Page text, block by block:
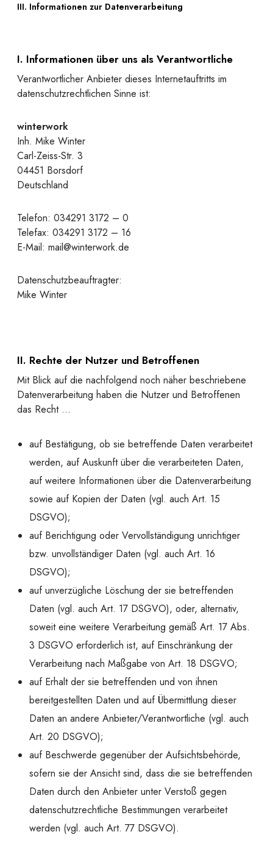
III. Informationen zur Datenverarbeitung
I. Informationen über uns als Verantwortliche
Verantwortlicher Anbieter dieses Internetauftritts im
datenschutzrechtlichen Sinne ist:
winterwork
Inh. Mike Winter
Carl-Zeiss-Str. 3
04451 Borsdorf
Deutschland
Telefon: 034291 3172 – 0
Telefax: 034291 3172 – 16
E-Mail: mail@winterwork.de
Datenschutzbeauftragter:
Mike Winter
II. Rechte der Nutzer und Betroffenen
Mit Blick auf die nachfolgend noch näher beschriebene
Datenverarbeitung haben die Nutzer und Betroffenen
das Recht …
auf Bestätigung, ob sie betreffende Daten verarbeitet
werden, auf Auskunft über die verarbeiteten Daten,
auf weitere Informationen über die Datenverarbeitung
sowie auf Kopien der Daten (vgl. auch Art. 15
DSGVO);
auf Berichtigung oder Vervollständigung unrichtiger
bzw. unvollständiger Daten (vgl. auch Art. 16
DSGVO);
auf unverzügliche Löschung der sie betreffenden
Daten (vgl. auch Art. 17 DSGVO), oder, alternativ,
soweit eine weitere Verarbeitung gemäß Art. 17 Abs.
3 DSGVO erforderlich ist, auf Einschränkung der
Verarbeitung nach Maßgabe von Art. 18 DSGVO;
auf Erhalt der sie betreffenden und von ihnen
bereitgestellten Daten und auf Übermittlung dieser
Daten an andere Anbieter/Verantwortliche (vgl. auch
Art. 20 DSGVO);
auf Beschwerde gegenüber der Aufsichtsbehörde,
sofern sie der Ansicht sind, dass die sie betreffenden
Daten durch den Anbieter unter Verstoß gegen
datenschutzrechtliche Bestimmungen verarbeitet
werden (vgl. auch Art. 77 DSGVO).